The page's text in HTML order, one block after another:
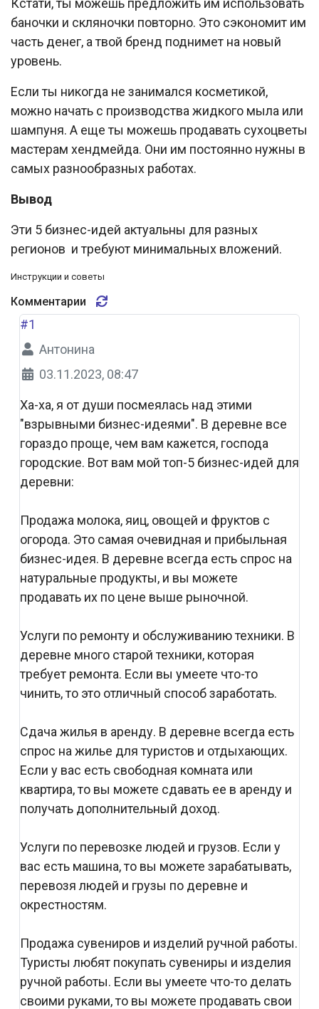
баночки и скляночки повторно. Это сэкономит им
часть денег, а твой бренд поднимет на новый
уровень.
Если ты никогда не занимался косметикой,
можно начать с производства жидкого мыла или
шампуня. А еще ты можешь продавать сухоцветы
мастерам хендмейда. Они им постоянно нужны в
самых разнообразных работах.
Вывод
Эти 5 бизнес-идей актуальны для разных
регионов и требуют минимальных вложений.
Инструкции и советы
Комментарии
#1
Антонина
03.11.2023, 08:47
Ха-ха, я от души посмеялась над этими
"взрывными бизнес-идеями". В деревне все
гораздо проще, чем вам кажется, господа
городские. Вот вам мой топ-5 бизнес-идей для
деревни:
Продажа молока, яиц, овощей и фруктов с
огорода. Это самая очевидная и прибыльная
бизнес-идея. В деревне всегда есть спрос на
натуральные продукты, и вы можете
продавать их по цене выше рыночной.
Услуги по ремонту и обслуживанию техники. В
деревне много старой техники, которая
требует ремонта. Если вы умеете что-то
чинить, то это отличный способ заработать.
Сдача жилья в аренду. В деревне всегда есть
спрос на жилье для туристов и отдыхающих.
Если у вас есть свободная комната или
квартира, то вы можете сдавать ее в аренду и
получать дополнительный доход.
Услуги по перевозке людей и грузов. Если у
вас есть машина, то вы можете зарабатывать,
перевозя людей и грузы по деревне и
окрестностям.
Продажа сувениров и изделий ручной работы.
Туристы любят покупать сувениры и изделия
ручной работы. Если вы умеете что-то делать
своими руками, то вы можете продавать свои